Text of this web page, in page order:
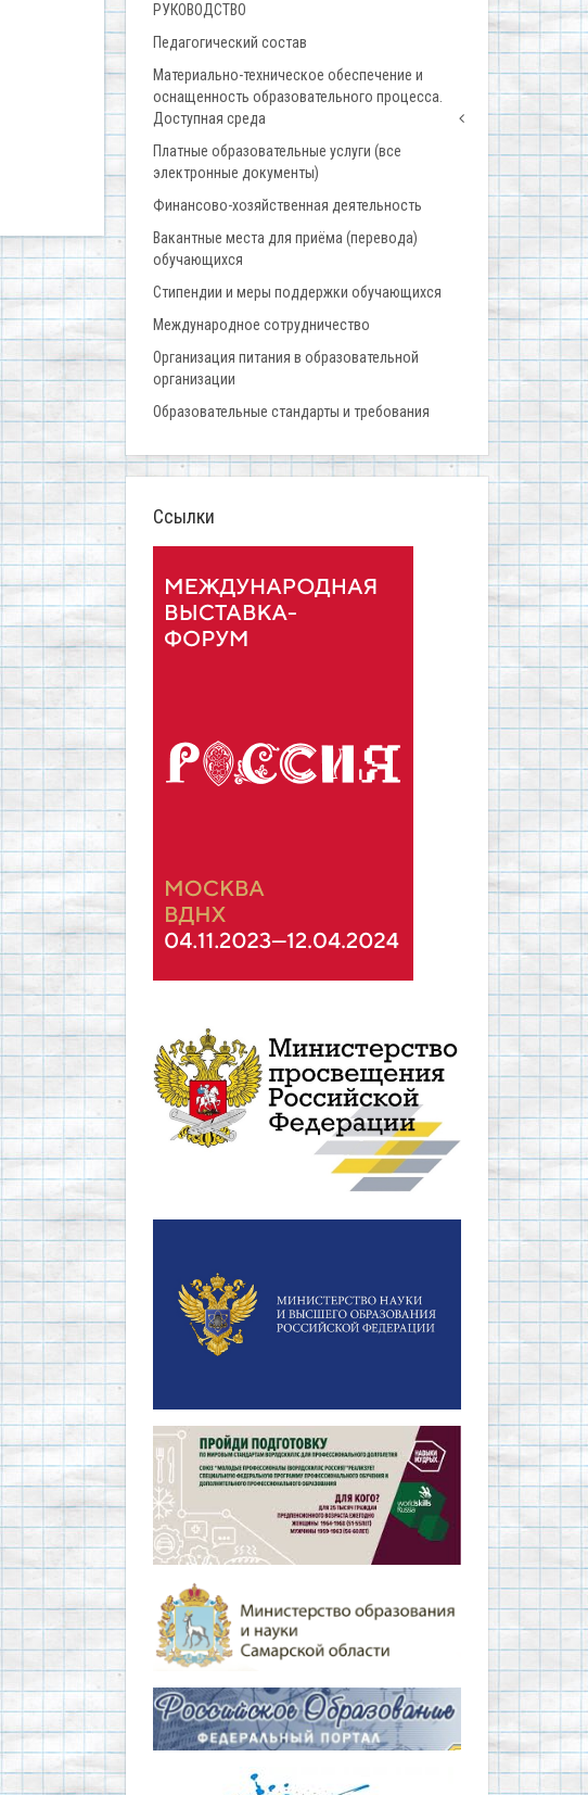
РУКОВОДСТВО
Педагогический состав
Материально-техническое обеспечение и
оснащенность образовательного процесса.
Доступная среда
Платные образовательные услуги (все
электронные документы)
Финансово-хозяйственная деятельность
Вакантные места для приёма (перевода)
обучающихся
Стипендии и меры поддержки обучающихся
Международное сотрудничество
Организация питания в образовательной
организации
Образовательные стандарты и требования
Ссылки